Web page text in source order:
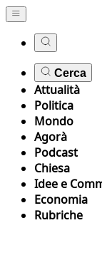
Cerca
Attualità
Politica
Mondo
Agorà
Podcast
Chiesa
Idee e
Economia
Rubriche